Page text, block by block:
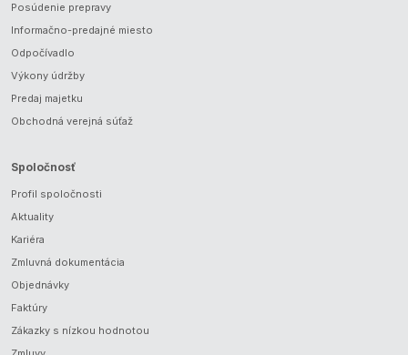
Posúdenie prepravy
Informačno-predajné miesto
Odpočívadlo
Výkony údržby
Predaj majetku
Obchodná verejná súťaž
Spoločnosť
Profil spoločnosti
Aktuality
Kariéra
Zmluvná dokumentácia
Objednávky
Faktúry
Zákazky s nízkou hodnotou